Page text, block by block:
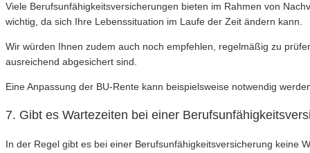
Viele Berufsunfähigkeitsversicherungen bieten im Rahmen von
wichtig, da sich Ihre Lebenssituation im Laufe der Zeit ändern kann.
Wir würden Ihnen zudem auch noch empfehlen, regelmäßig zu
ausreichend abgesichert sind.
Eine Anpassung der BU-Rente kann beispielsweise notwendig
7. Gibt es Wartezeiten bei einer
In der Regel gibt es bei einer Berufsunfähigkeitsversicherung keine